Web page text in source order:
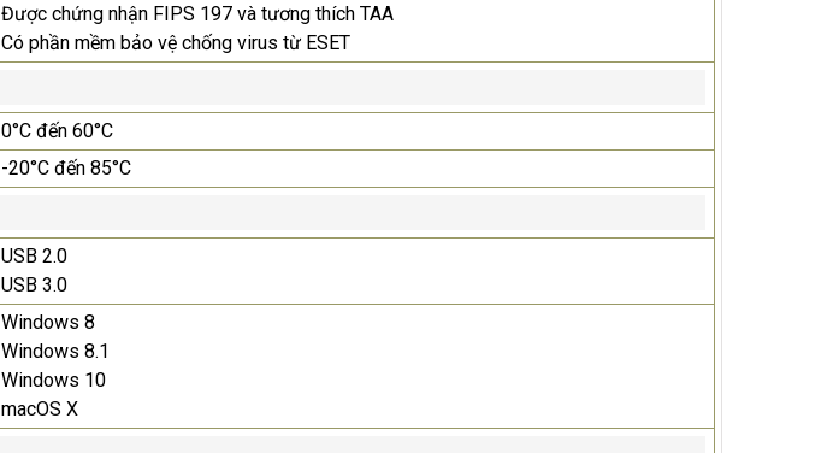
Được chứng nhận FIPS 197 và tương thích TAA
Có phần mềm bảo vệ chống virus từ ESET
0°C đến 60°C
-20°C đến 85°C
USB 2.0
USB 3.0
Windows 8
Windows 8.1
Windows 10
macOS X